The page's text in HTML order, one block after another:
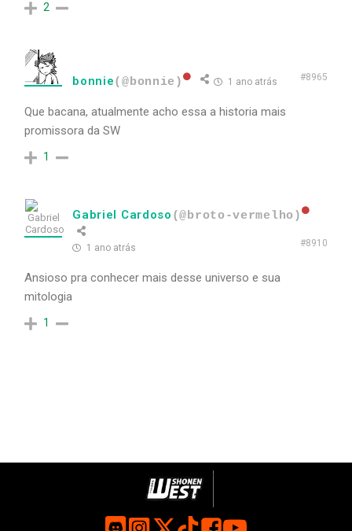
2
bonnie(@bonnie) 1 ano atrás #8965
Que bacana, atualmente acho essa a historia mais
promissora da SW
1
Gabriel Cardoso (@broto-vermelho)
1 ano atrás #8910
Ansioso pra conhecer mais desse universo e sua
mitologia
1